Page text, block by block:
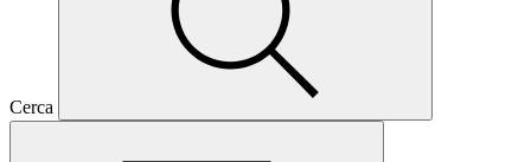
Cerca